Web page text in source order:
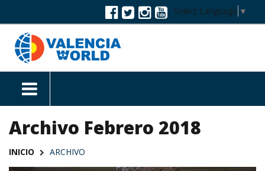
Select Language ▼
Archivo Febrero 2018
INICIO ARCHIVO